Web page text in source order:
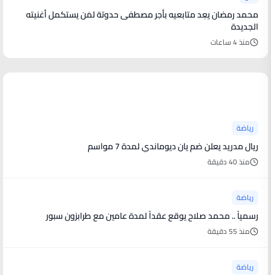
محمد رمضان يعِد متابعيه بأجر مصطفى حدوتة لمَن يستكمل أغنيته
الجديدة
منذ 4 ساعات
رياضة
ريال مدريد يعلن ضم يان ديوماندي لمدة 7 مواسم
منذ 40 دقيقة
رياضة
رسمياً .. محمد صلاح يوقع عقداً لمدة عامين مع طرابزون سبور
منذ 55 دقيقة
رياضة